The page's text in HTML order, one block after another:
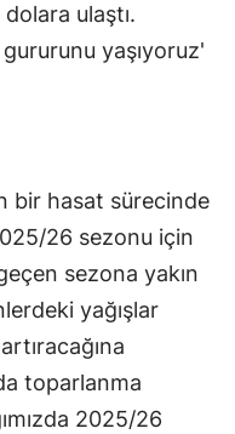
ulaştı.
yaşıyoruz'
bir hasat sürecinde
26 sezonu için
sezona yakın
yağışlar
toparlanma
2025/26